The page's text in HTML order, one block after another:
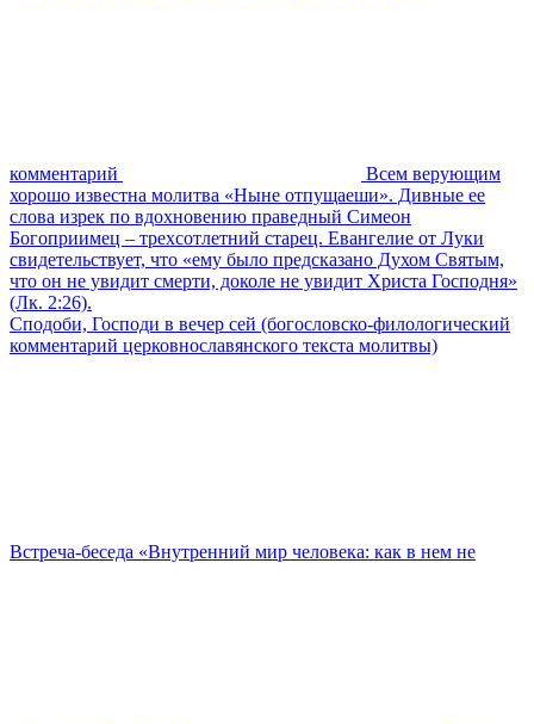
комментарий
Всем верующим
хорошо известна молитва «Ныне отпущаеши». Дивные ее
слова изрек по вдохновению праведный Симеон
Богоприимец – трехсотлетний старец. Евангелие от Луки
свидетельствует, что «ему было предсказано Духом Святым,
что он не увидит смерти, доколе не увидит Христа Господня»
(Лк. 2:26).
Сподоби, Господи в вечер сей (богословско-филологический
комментарий церковнославянского текста молитвы)
Встреча-беседа «Внутренний мир человека: как в нем не